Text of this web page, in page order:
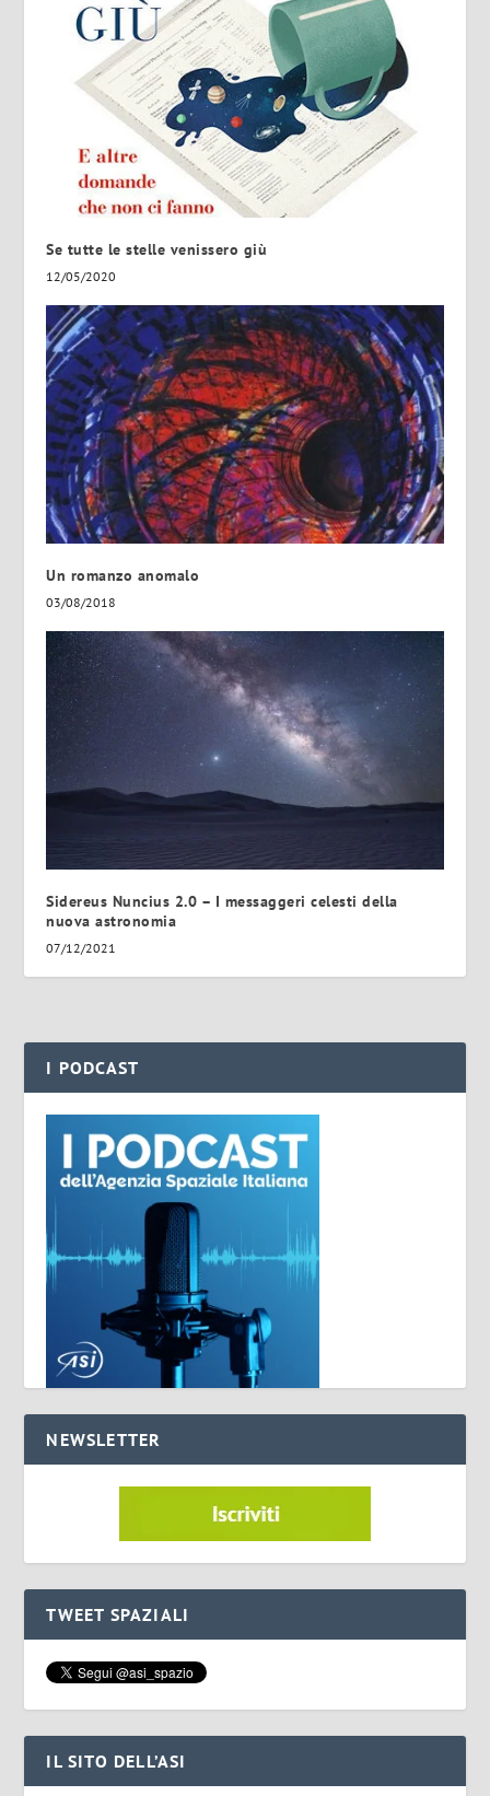
Se tutte le stelle venissero giù
12/05/2020
Un romanzo anomalo
03/08/2018
Sidereus Nuncius 2.0 – I messaggeri celesti della
nuova astronomia
07/12/2021
I PODCAST
NEWSLETTER
TWEET SPAZIALI
IL SITO DELL’ASI